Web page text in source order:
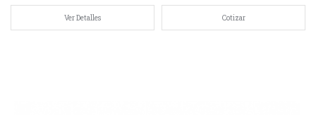
Ver Detalles Cotizar